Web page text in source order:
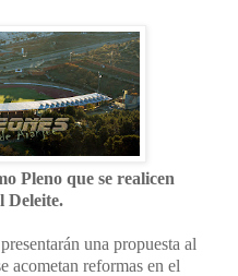
Pleno que se realicen
Deleite.
una propuesta al
acometan reformas en el